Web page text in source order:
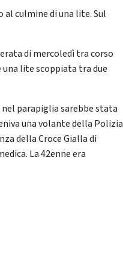
al culmine di una lite. Sul
di mercoledì tra corso
una lite scoppiata tra due
nel parapiglia sarebbe stata
una volante della Polizia
della Croce Gialla di
La 42enne era